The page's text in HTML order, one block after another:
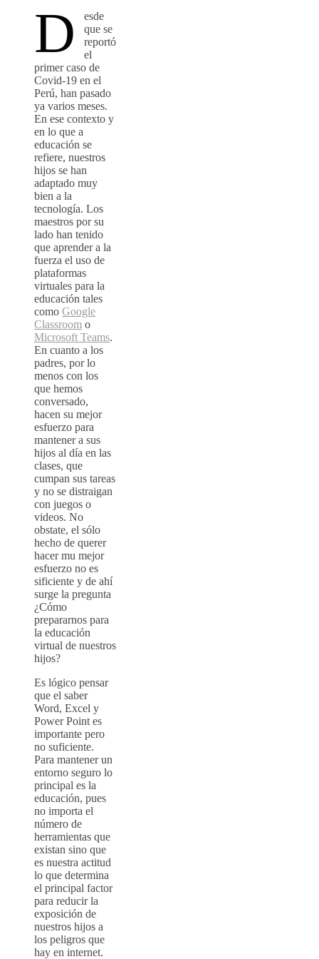
D
esde
que se
reportó
el
primer caso de
Covid-19 en el
Perú, han pasado
ya varios meses.
En ese contexto y
en lo que a
educación se
refiere, nuestros
hijos se han
adaptado muy
bien a la
tecnología. Los
maestros por su
lado han tenido
que aprender a la
fuerza el uso de
plataformas
virtuales para la
educación tales
como Google
Classroom o
Microsoft Teams.
En cuanto a los
padres, por lo
menos con los
que hemos
conversado,
hacen su mejor
esfuerzo para
mantener a sus
hijos al día en las
clases, que
cumpan sus tareas
y no se distraigan
con juegos o
videos. No
obstate, el sólo
hecho de querer
hacer mu mejor
esfuerzo no es
sificiente y de ahí
surge la pregunta
¿Cómo
prepararnos para
la educación
virtual de nuestros
hijos?
Es lógico pensar
que el saber
Word, Excel y
Power Point es
importante pero
no suficiente.
Para mantener un
entorno seguro lo
principal es la
educación, pues
no importa el
número de
herramientas que
existan sino que
es nuestra actitud
lo que determina
el principal factor
para reducir la
exposición de
nuestros hijos a
los peligros que
hay en internet.